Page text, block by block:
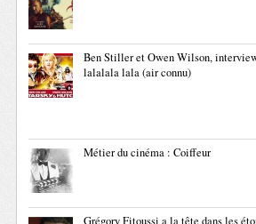
Ben Stiller et Owen Wilson,
lalalala lala (air connu)
Métier du cinéma : Coiffeur